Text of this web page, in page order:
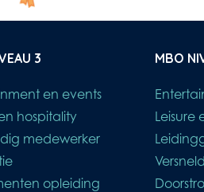
3
en events
hospitality
medewerker
opleiding
MBO
Leisure
Versneld